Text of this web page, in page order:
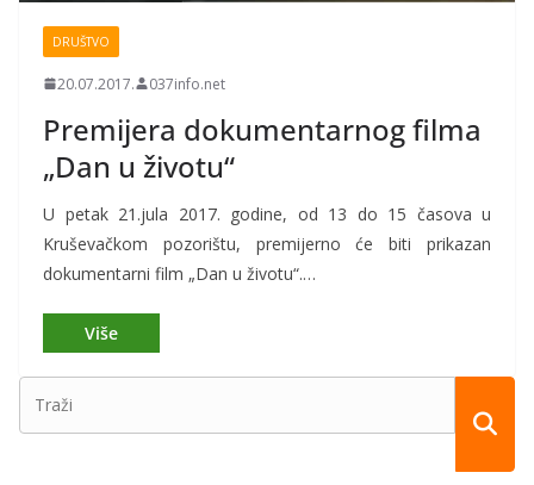
DRUŠTVO
20.07.2017. 037info.net
Premijera dokumentarnog filma
„Dan u životu“
U petak 21.jula 2017. godine, od 13 do 15 časova u
Kruševačkom pozorištu, premijerno će biti prikazan
dokumentarni film „Dan u životu“.…